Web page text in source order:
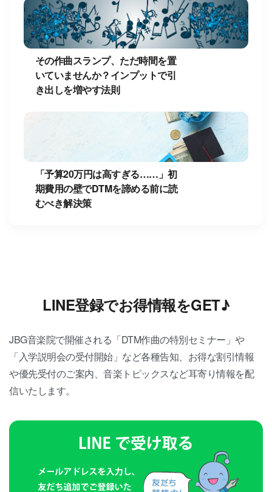
その作曲スランプ、ただ時間を置
いていませんか？インプットで引
き出しを増やす法則
「予算20万円は高すぎる……」初
期費用の壁でDTMを諦める前に読
むべき解決策
LINE登録でお得情報をGET♪
JBG音楽院で開催される「DTM作曲の特別セミナー」や
「入学説明会の受付開始」など各種告知、お得な割引情報
や優先受付のご案内、音楽トピックスなど耳寄り情報を配
信いたします。